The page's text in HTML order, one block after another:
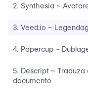
2. Synthesia ~
3. Veed.io ~
4. Papercup ~
5. Descript ~
documento